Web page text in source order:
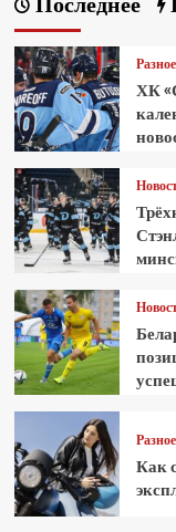
Разное
ХК
Разное
Как